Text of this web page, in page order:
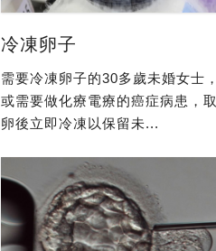
冷凍卵子
需要冷凍卵子的30多歲未婚女士，
或需要做化療電療的癌症病患，取
卵後立即冷凍以保留未...